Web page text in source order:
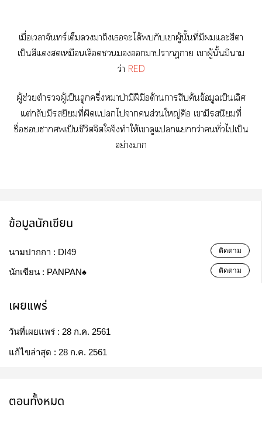
เมื่อเาจันทร์เต็มาถึงเะได้กับเาผู้นั้นที่มีแะสีา
เป็นสีแเหมือนเลือดาาฎา เาผู้นั้นมีนาม
ว่า RED
ผู้ช่วยตำรวจผู้เป็นลูกครึ่งหมาป่ามีฝีมือด้านาสืบค้นข้อมูลเป็นเลิศ
แต่กลับมียิที่ผิดแไาส่วนใหญ่คือ เามีนิยมที่
ชื่อาเป็นชีวิตจิตใจึงทำให้เาดูแแกว่าทั่วไเป็น
อย่างา
ข้อมูลนักเขียน
นามปากกา : DI49 ติดตาม
นักเขียน : PANPAN♠️ ติดตาม
เผยแพร่
วันที่เผยแพร่ : 28 ก.ค. 2561
แก้ไขล่าสุด : 28 ก.ค. 2561
ตอนทั้งหมด